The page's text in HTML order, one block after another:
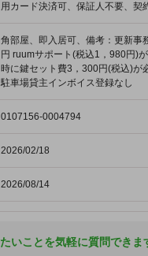
用カード決済可、保証人不要、契
角部屋、即入居可、備考：更新事
円 ruumサポート(税込1，980円)
時に鍵セット費3，300円(税込)が
駐車場貸主インボイス登録なし
0107156-0004794
2026/02/18
2026/08/14
いことを気軽に質問できま